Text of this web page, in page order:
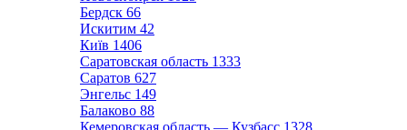
Бердск 66
Искитим 42
Київ 1406
Саратовская область 1333
Саратов 627
Энгельс 149
Балаково 88
Кемеровская область — Кузбасс 1328